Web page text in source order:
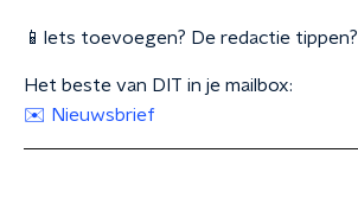
📱Iets toevoegen? De redactie tippen?
Het beste van DIT in je mailbox:
✉️ Nieuwsbrief